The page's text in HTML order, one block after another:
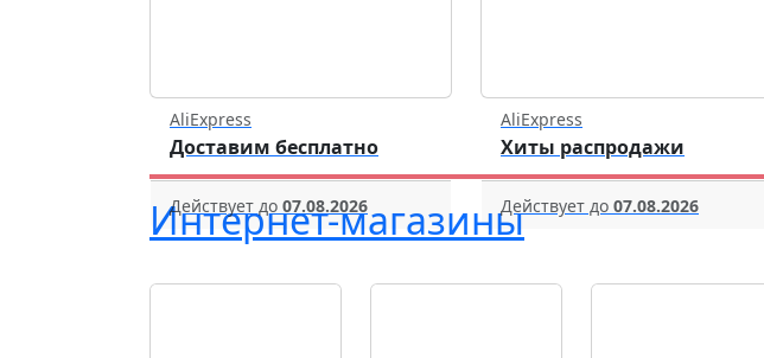
AliExpress
Доставим бесплатно
Действует до 07.08.2026
AliExpress
Хиты распродажи
Действует до 07.08.2026
Интернет-магазины